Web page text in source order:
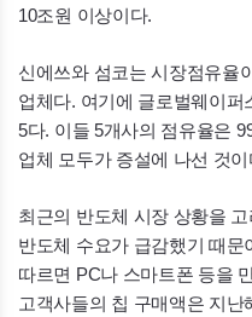
10조원 이상이다.
신에쓰와 섬코는 시장점유율
업체다. 여기에 글로벌웨이퍼
5다. 이들 5개사의 점유율은
업체 모두가 증설에 나선 것이
최근의 반도체 시장 상황을
반도체 수요가 급감했기 때문
따르면 PC나 스마트폰 등을
고객사들의 칩 구매액은 지난